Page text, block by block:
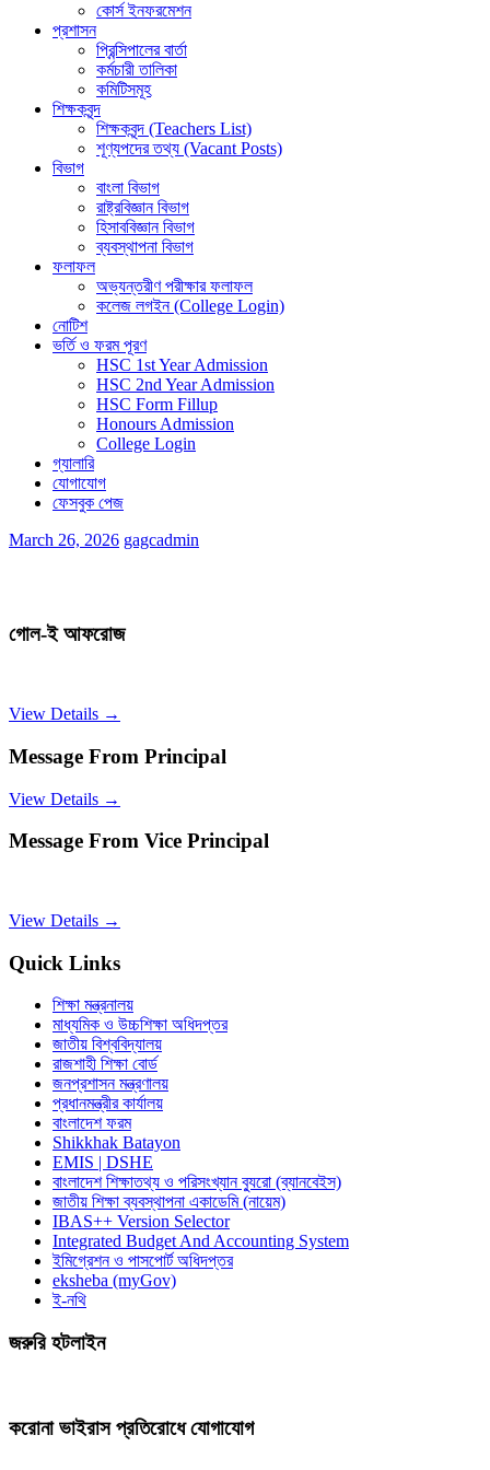
কোর্স ইনফরমেশন
প্রশাসন
প্রিন্সিপালের বার্তা
কর্মচারী তালিকা
কমিটিসমূহ
শিক্ষকবৃন্দ
শিক্ষকবৃন্দ (Teachers List)
শূণ্যপদের তথ্য (Vacant Posts)
বিভাগ
বাংলা বিভাগ
রাষ্ট্রবিজ্ঞান বিভাগ
হিসাববিজ্ঞান বিভাগ
ব্যবস্থাপনা বিভাগ
ফলাফল
অভ্যন্তরীণ পরীক্ষার ফলাফল
কলেজ লগইন (College Login)
নোটিশ
ভর্তি ও ফরম পূরণ
HSC 1st Year Admission
HSC 2nd Year Admission
HSC Form Fillup
Honours Admission
College Login
গ্যালারি
যোগাযোগ
ফেসবুক পেজ
March 26, 2026 gagcadmin
গোল-ই আফরোজ
View Details →
Message From Principal
View Details →
Message From Vice Principal
View Details →
Quick Links
শিক্ষা মন্ত্রনালয়
মাধ্যমিক ও উচ্চশিক্ষা অধিদপ্তর
জাতীয় বিশ্ববিদ্যালয়
রাজশাহী শিক্ষা বোর্ড
জনপ্রশাসন মন্ত্রণালয়
প্রধানমন্ত্রীর কার্যালয়
বাংলাদেশ ফরম
Shikkhak Batayon
EMIS | DSHE
বাংলাদেশ শিক্ষাতথ্য ও পরিসংখ্যান ব্যুরো (ব্যানবেইস)
জাতীয় শিক্ষা ব্যবস্থাপনা একাডেমি (নায়েম)
IBAS++ Version Selector
Integrated Budget And Accounting System
ইমিগ্রেশন ও পাসপোর্ট অধিদপ্তর
eksheba (myGov)
ই-নথি
জরুরি হটলাইন
করোনা ভাইরাস প্রতিরোধে যোগাযোগ